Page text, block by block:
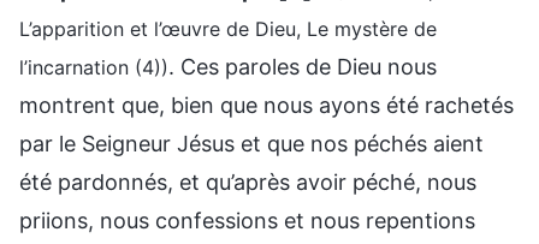
L’apparition et l’œuvre de Dieu, Le mystère de
l’incarnation (4)). Ces paroles de Dieu nous
montrent que, bien que nous ayons été rachetés
par le Seigneur Jésus et que nos péchés aient
été pardonnés, et qu’après avoir péché, nous
priions, nous confessions et nous repentions